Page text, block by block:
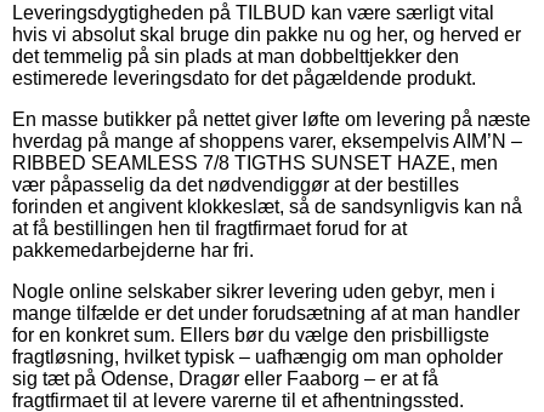
Leveringsdygtigheden på TILBUD kan være særligt vital
hvis vi absolut skal bruge din pakke nu og her, og herved er
det temmelig på sin plads at man dobbelttjekker den
estimerede leveringsdato for det pågældende produkt.
En masse butikker på nettet giver løfte om levering på næste
hverdag på mange af shoppens varer, eksempelvis AIM’N –
RIBBED SEAMLESS 7/8 TIGTHS SUNSET HAZE, men
vær påpasselig da det nødvendiggør at der bestilles
forinden et angivent klokkeslæt, så de sandsynligvis kan nå
at få bestillingen hen til fragtfirmaet forud for at
pakkemedarbejderne har fri.
Nogle online selskaber sikrer levering uden gebyr, men i
mange tilfælde er det under forudsætning af at man handler
for en konkret sum. Ellers bør du vælge den prisbilligste
fragtløsning, hvilket typisk – uafhængig om man opholder
sig tæt på Odense, Dragør eller Faaborg – er at få
fragtfirmaet til at levere varerne til et afhentningssted.